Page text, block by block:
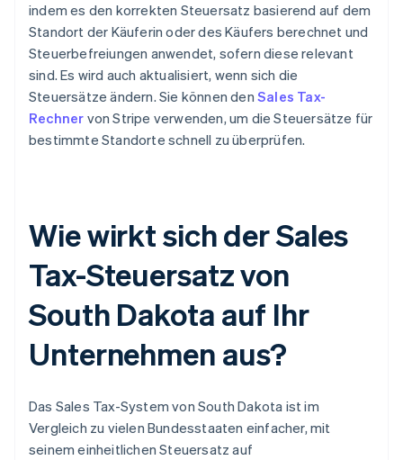
indem es den korrekten Steuersatz basierend auf dem
Standort der Käuferin oder des Käufers berechnet und
Steuerbefreiungen anwendet, sofern diese relevant
sind. Es wird auch aktualisiert, wenn sich die
Steuersätze ändern. Sie können den Sales Tax-
Rechner von Stripe verwenden, um die Steuersätze für
bestimmte Standorte schnell zu überprüfen.
Wie wirkt sich der Sales
Tax-Steuersatz von
South Dakota auf Ihr
Unternehmen aus?
Das Sales Tax-System von South Dakota ist im
Vergleich zu vielen Bundesstaaten einfacher, mit
seinem einheitlichen Steuersatz auf